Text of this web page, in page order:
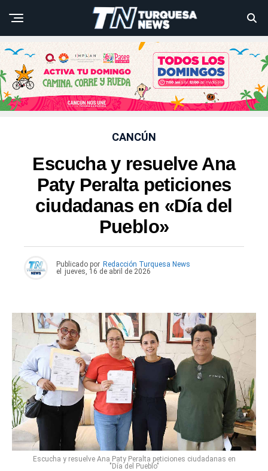
CANCÚN
Escucha y resuelve Ana
Paty Peralta peticiones
ciudadanas en «Día del
Pueblo»
Publicado por Redacción Turquesa News
el
jueves, 16 de abril de 2026
Escucha y resuelve Ana Paty Peralta peticiones ciudadanas en
"Día del Pueblo"